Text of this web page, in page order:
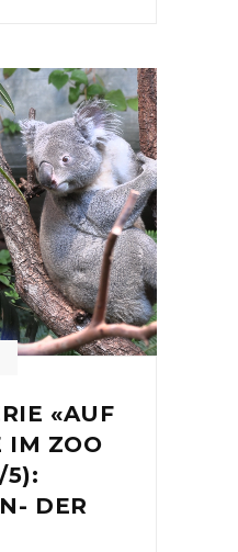
«AUF
IM ZOO
5):
DER